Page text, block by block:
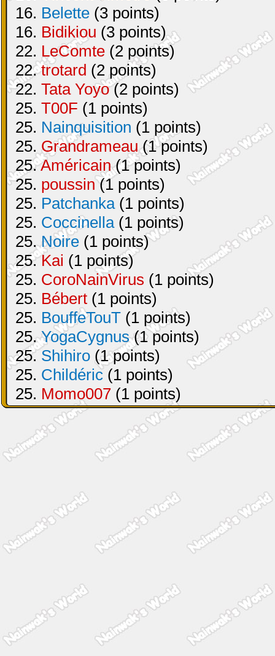
16. Belette (3 points)
16. Bidikiou (3 points)
22. LeComte (2 points)
22.trotard (2 points)
22. Tata Yoyo(2 points)
25. T00F (1 points)
25. Nainquisition (1 points)
25. Grandrameau(1 points)
25.Américain(1 points)
25. poussin(1 points)
25. Patchanka(1 points)
25. Coccinella(1 points)
25.Noire (1 points)
25.Kai (1 points)
25. CoroNainVirus (1 points)
25. Bébert (1 points)
25. BouffeTouT (1 points)
25.YogaCygnus(1 points)
25.Shihiro (1 points)
25. Childéric (1 points)
25. Momo007 (1 points)